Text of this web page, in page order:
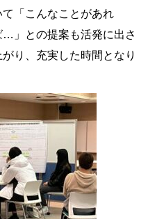
「こんなことがあれ
」との提案も活発に出さ
り、 充実した時間となり